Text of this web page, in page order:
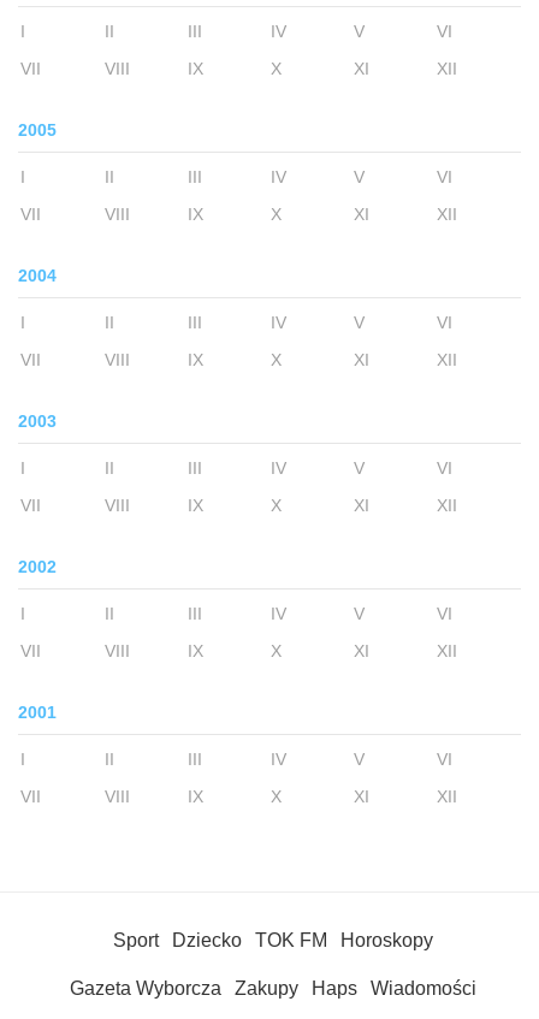
I II III IV V
VI
VII
VIII IX X XI XII
2005
I II III IV V
VI
VII
VIII IX X XI XII
2004
I II III IV V
VI
VII
VIII IX X XI XII
2003
I II III IV V
VI
VII
VIII IX X XI XII
2002
I II III IV V
VI
VII
VIII IX X XI XII
2001
I II III IV V
VI
VII
VIII IX X XI XII
Sport Dziecko TOK FM Horoskopy
Gazeta Wyborcza Zakupy Haps Wiadomości